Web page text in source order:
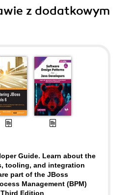
z dodatkowym
Guide. Learn about the
tooling, and integration
part of the JBoss
Management (BPM)
Edition